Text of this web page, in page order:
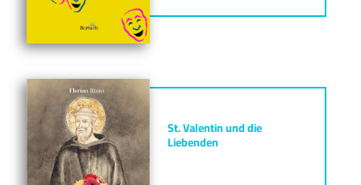
St. Valentin und die
Liebenden